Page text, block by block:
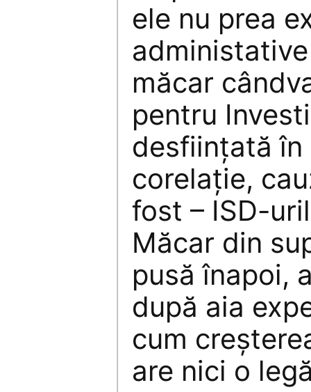
ele nu prea
măcar
pentru
desființată în
corelație,
fost – ISD-
Măcar din
pusă înapoi,
după aia
cum
are nici o